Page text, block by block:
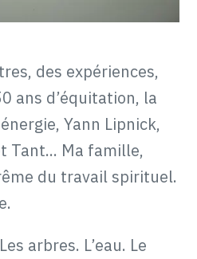
des expériences,
ans d’équitation, la
Yann Lipnick,
Tant... Ma famille,
du travail spirituel.
arbres. L’eau. Le